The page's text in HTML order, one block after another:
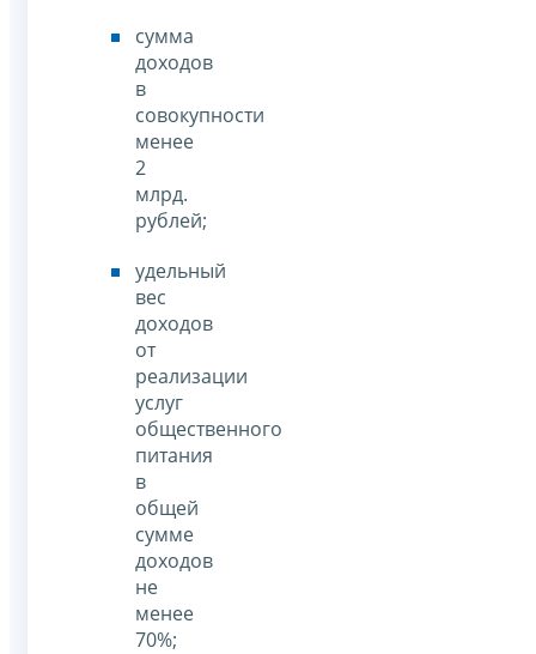
сумма
доходов
в
совокупности
менее
2
млрд.
рублей;
удельный
вес
доходов
от
реализации
услуг
общественного
питания
в
общей
сумме
доходов
не
менее
70%;